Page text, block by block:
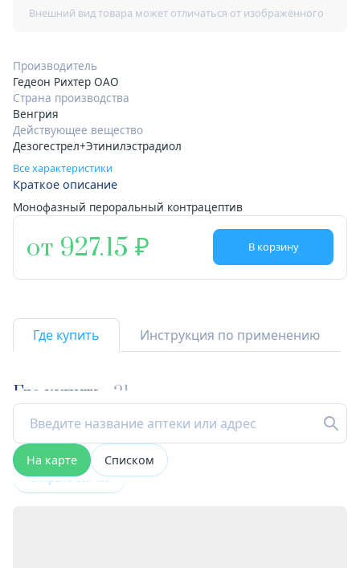
Производитель
Гедеон Рихтер ОАО
Страна производства
Венгрия
Действующее вещество
Дезогестрел+Этинилэстрадиол
Все характеристики
Краткое описание
Монофазный пероральный контрацептив
от 927.15 В корзину
Где купить Инструкция по применению
Где купить 21
На карте Списком
Открыта сейчас